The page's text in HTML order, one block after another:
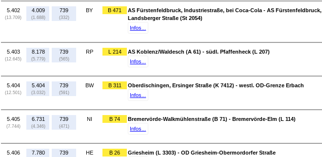
5.402
(13.709)
4.009
(1.688)
739
(332)
BY B 471
AS Fürstenfeldbruck, Industriestraße, bei Coca-Cola - AS Fürstenfeldbruck,
Landsberger Straße (St 2054)
Infos...
5.403
(12.645)
8.178
(5.779)
739
(565)
RP L 214
AS Koblenz/Waldesch (A 61) - südl. Pfaffenheck (L 207)
Infos...
5.404
(12.501)
5.404
(3.032)
739
(591)
BW B 311
Oberdischingen, Ersinger Straße (K 7412) - westl. OD-Grenze Erbach
Infos...
5.405
(7.744)
6.731
(4.346)
739
(471)
NI B 74
Bremervörde-Walkmühlenstraße (B 71) - Bremervörde-Elm (L 114)
Infos...
5.406 7.780 739 HE B 26
Griesheim (L 3303) - OD Griesheim-Obermordorfer Straße